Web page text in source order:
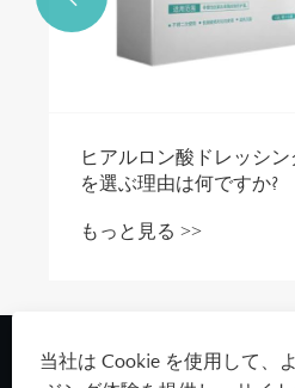
ヒアルロン酸ドレッシ
を選ぶ理由は何ですか?
もっと見る >>
私たちについて
当社は Cookie を使用して、